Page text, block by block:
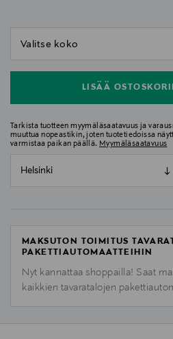
LISÄÄ
Tarkista tuotteen myymäläsaatavuus ja
muuttua nopeastikin, joten tuotetiedoissa
varmistaa paikan päällä. Myymäläsaatavuus
Helsinki
MAKSUTON TOIMITUS
PAKETTIAUTOMAATTEIHIN
Nyt kannattaa shoppailla! Saat
kaikkien tavaratalojen